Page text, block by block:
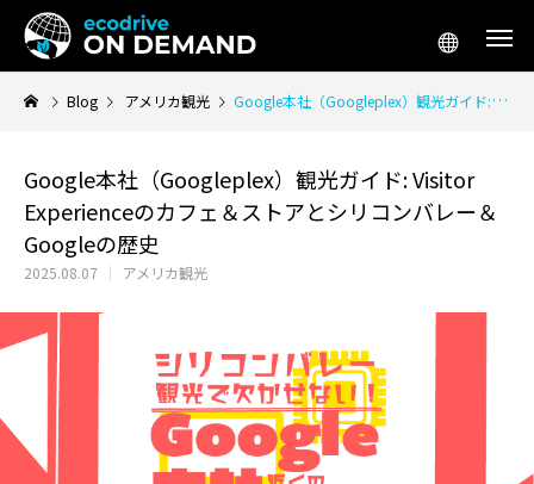
アメリカ生活／移住 アメリカ起
Blog アメリカ観光 Google本社（Googleplex）観光ガイド: Visitor Experienceのカフェ＆ストアとシリコンバレー＆Googleの歴史
Google本社（Googleplex）観光ガイド: Visitor
Experienceのカフェ＆ストアとシリコンバレー＆
Googleの歴史
2025.08.07 アメリカ観光